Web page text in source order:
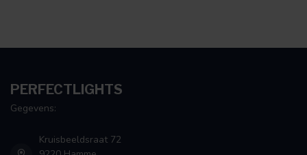
PERFECTLIGHTS
Gegevens:
Kruisbeeldsraat 72